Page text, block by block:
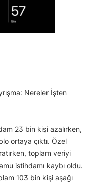
Nereler İşten
23 bin kişi azalırken,
ortaya çıktı. Özel
toplam veriyi
istihdamı kaybı oldu.
103 bin kişi aşağı